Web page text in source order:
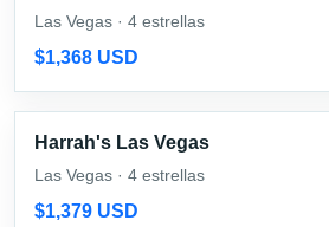
Las Vegas · 4 estrellas
$1,368 USD
Harrah's Las Vegas
Las Vegas · 4 estrellas
$1,379 USD